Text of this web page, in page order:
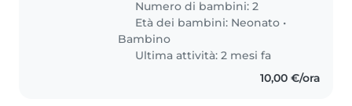
necessita' solo per il piccolo
(circa 3 mattine a settimana),..
Numero di bambini: 2
Età dei bambini: Neonato •
Bambino
Ultima attività: 2 mesi fa
10,00 €/ora